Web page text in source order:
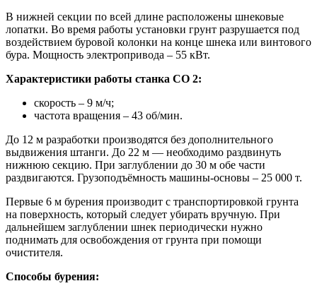
В нижней секции по всей длине расположены шнековые
лопатки. Во время работы установки грунт разрушается под
воздействием буровой колонки на конце шнека или винтового
бура. Мощность электропривода – 55 кВт.
Характеристики работы станка СО 2:
скорость – 9 м/ч;
частота вращения – 43 об/мин.
До 12 м разработки производятся без дополнительного
выдвижения штанги. До 22 м — необходимо раздвинуть
нижнюю секцию. При заглублении до 30 м обе части
раздвигаются. Грузоподъёмность машины-основы – 25 000 т.
Первые 6 м бурения производит с транспортировкой грунта
на поверхность, который следует убирать вручную. При
дальнейшем заглублении шнек периодически нужно
поднимать для освобождения от грунта при помощи
очистителя.
Способы бурения: